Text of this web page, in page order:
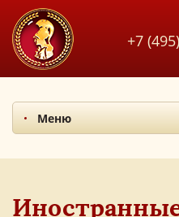
+7 (495)
Меню
Иностранные языки и